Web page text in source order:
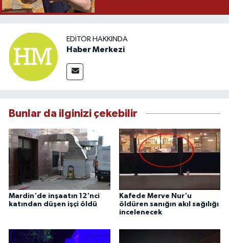
EDITÖR HAKKINDA
Haber Merkezi
Bunlar da ilginizi çekebilir
Mardin'de inşaatın 12'nci
katından düşen işçi öldü
Kafede Merve Nur'u
öldüren sanığın akıl sağılığı
incelenecek